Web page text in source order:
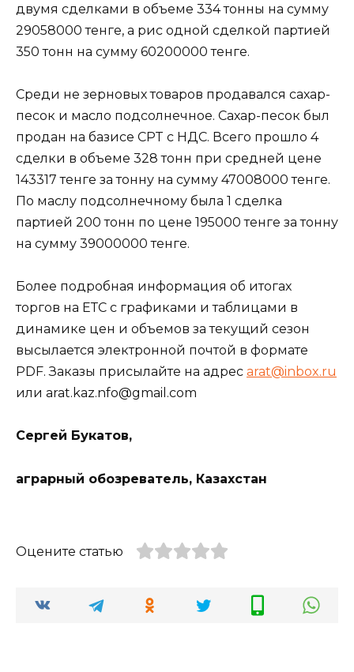
двумя сделками в объеме 334 тонны на сумму
29058000 тенге, а рис одной сделкой партией
350 тонн на сумму 60200000 тенге.
Среди не зерновых товаров продавался сахар-
песок и масло подсолнечное. Сахар-песок был
продан на базисе CPT с НДС. Всего прошло 4
сделки в объеме 328 тонн при средней цене
143317 тенге за тонну на сумму 47008000 тенге.
По маслу подсолнечному была 1 сделка
партией 200 тонн по цене 195000 тенге за тонну
на сумму 39000000 тенге.
Более подробная информация об итогах
торгов на ЕТС с графиками и таблицами в
динамике цен и объемов за текущий сезон
высылается электронной почтой в формате
PDF. Заказы присылайте на адрес arat@inbox.ru
или arat.kaz.nfo@gmail.com
Сергей Букатов,
аграрный обозреватель, Казахстан
Оцените статью